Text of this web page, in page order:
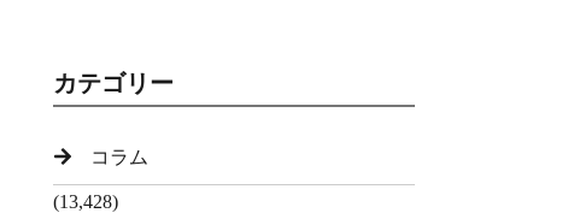
カテゴリー
コラム
(13,428)